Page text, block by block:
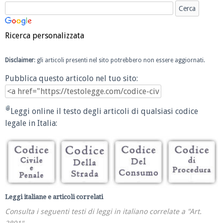
Ricerca personalizzata
Disclaimer: gli articoli presenti nel sito potrebbero non essere aggiornati.
Pubblica questo articolo nel tuo sito:
Leggi online il testo degli articoli di qualsiasi codice
legale in Italia:
Leggi italiane e articoli correlati
Consulta i seguenti testi di leggi in italiano correlate a "Art.